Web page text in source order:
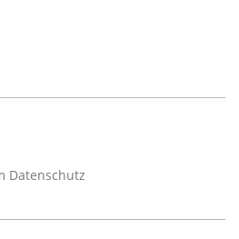
Datenschutz